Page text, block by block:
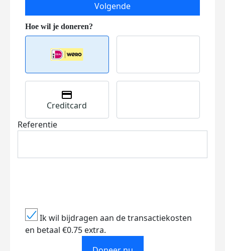
Volgende
Creditcard
Referentie
Ik wil bijdragen aan de transactiekosten
en betaal €0.75 extra.